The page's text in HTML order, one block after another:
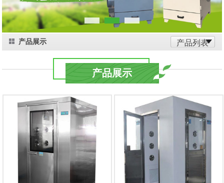
产品展示 产品列表
产品展示